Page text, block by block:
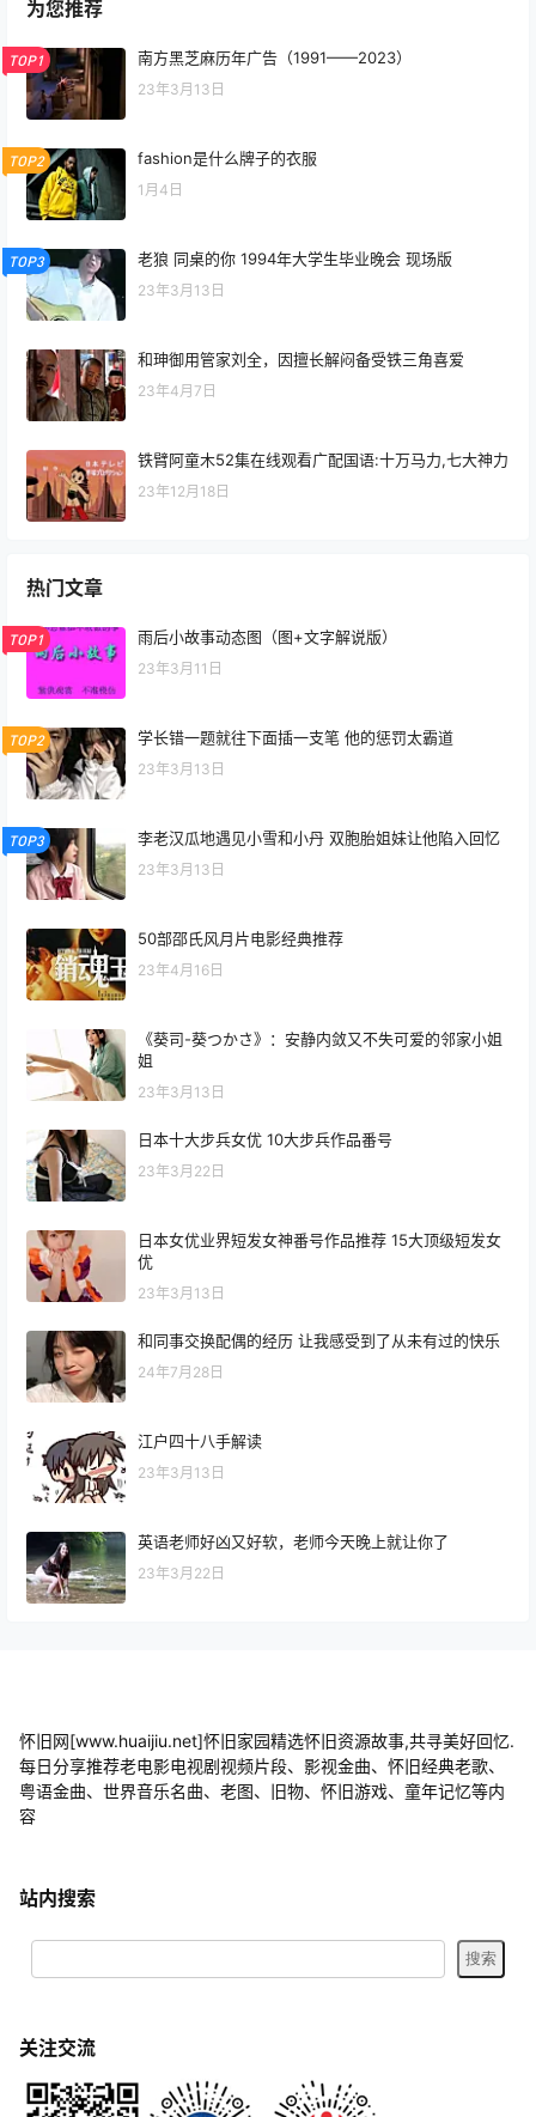
为您推荐
TOP1 南方黑芝麻历年广告（1991——2023）
23年3月13日
TOP2 fashion是什么牌子的衣服
1月4日
TOP3 老狼 同桌的你 1994年大学生毕业晚会 现场版
23年3月13日
和珅御用管家刘全，因擅长解闷备受铁三角喜爱
23年4月7日
铁臂阿童木52集在线观看广配国语:十万马力,七大神力
23年12月18日
热门文章
TOP1 雨后小故事动态图（图+文字解说版）
23年3月11日
TOP2 学长错一题就往下面插一支笔 他的惩罚太霸道
23年3月13日
TOP3 李老汉瓜地遇见小雪和小丹 双胞胎姐妹让他陷入回忆
23年3月13日
50部邵氏风月片电影经典推荐
23年4月16日
《葵司-葵つかさ》：安静内敛又不失可爱的邻家小姐
姐
23年3月13日
日本十大步兵女优 10大步兵作品番号
23年3月22日
日本女优业界短发女神番号作品推荐 15大顶级短发女
优
23年3月13日
和同事交换配偶的经历 让我感受到了从未有过的快乐
24年7月28日
江户四十八手解读
23年3月13日
英语老师好凶又好软，老师今天晚上就让你了
23年3月22日
怀旧网[www.huaijiu.net]怀旧家园精选怀旧资源故事,共寻美好回忆.
每日分享推荐老电影电视剧视频片段、影视金曲、怀旧经典老歌、
粤语金曲、世界音乐名曲、老图、旧物、怀旧游戏、童年记忆等内
容
站内搜索
关注交流